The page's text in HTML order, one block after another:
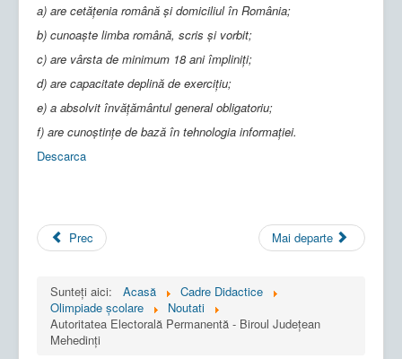
a) are cetăţenia română şi domiciliul în România;
b) cunoaşte limba română, scris şi vorbit;
c) are vârsta de minimum 18 ani împliniţi;
d) are capacitate deplină de exerciţiu;
e) a absolvit învățământul general obligatoriu;
f) are cunoștințe de bază în tehnologia informației.
Descarca
Prec Mai departe
Sunteți aici: Acasă
Cadre Didactice
Olimpiade școlare
Noutati
Autoritatea Electorală Permanentă - Biroul Judeţean
Mehedinţi